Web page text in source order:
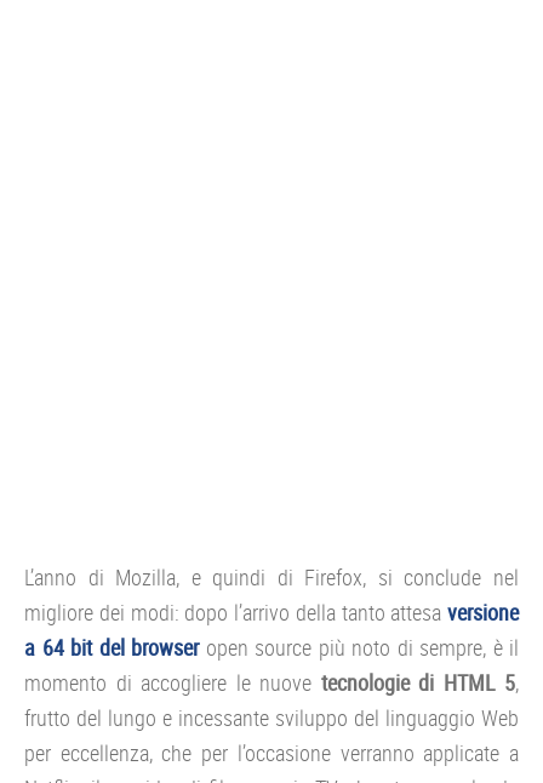
L’anno di Mozilla, e quindi di Firefox, si conclude nel
migliore dei modi: dopo l’arrivo della tanto attesa versione
a 64 bit del browseropen source più noto di sempre, è il
momento di accogliere le nuove tecnologie di HTML 5,
frutto del lungo e incessante sviluppo del linguaggio Web
per eccellenza, che per l’occasione verranno applicate a